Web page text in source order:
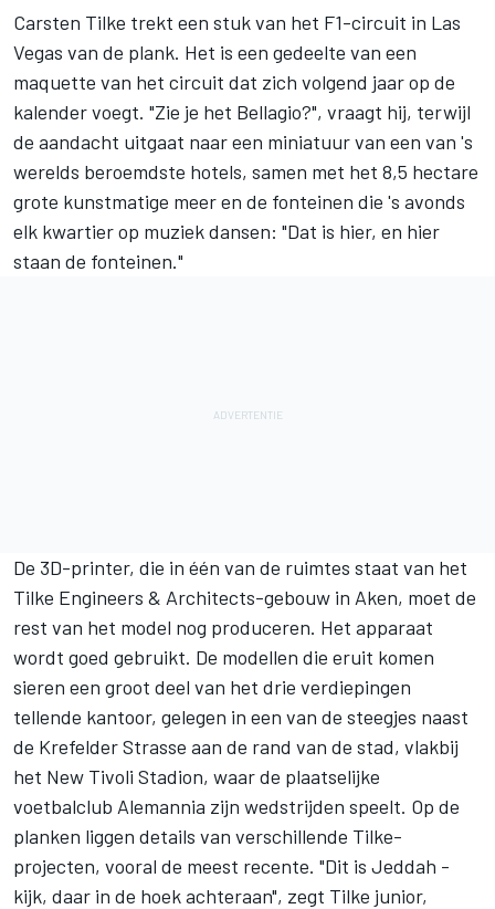
Carsten Tilke trekt een stuk van het F1-circuit in Las
Vegas van de plank. Het is een gedeelte van een
maquette van het circuit dat zich volgend jaar op de
kalender voegt. "Zie je het Bellagio?", vraagt hij, terwijl
de aandacht uitgaat naar een miniatuur van een van 's
werelds beroemdste hotels, samen met het 8,5 hectare
grote kunstmatige meer en de fonteinen die 's avonds
elk kwartier op muziek dansen: "Dat is hier, en hier
staan de fonteinen."
De 3D-printer, die in één van de ruimtes staat van het
Tilke Engineers & Architects-gebouw in Aken, moet de
rest van het model nog produceren. Het apparaat
wordt goed gebruikt. De modellen die eruit komen
sieren een groot deel van het drie verdiepingen
tellende kantoor, gelegen in een van de steegjes naast
de Krefelder Strasse aan de rand van de stad, vlakbij
het New Tivoli Stadion, waar de plaatselijke
voetbalclub Alemannia zijn wedstrijden speelt. Op de
planken liggen details van verschillende Tilke-
projecten, vooral de meest recente. "Dit is Jeddah -
kijk, daar in de hoek achteraan", zegt Tilke junior,